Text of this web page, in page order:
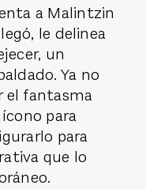
a Malintzin
le delinea
un
Ya no
el fantasma
para
para
que lo